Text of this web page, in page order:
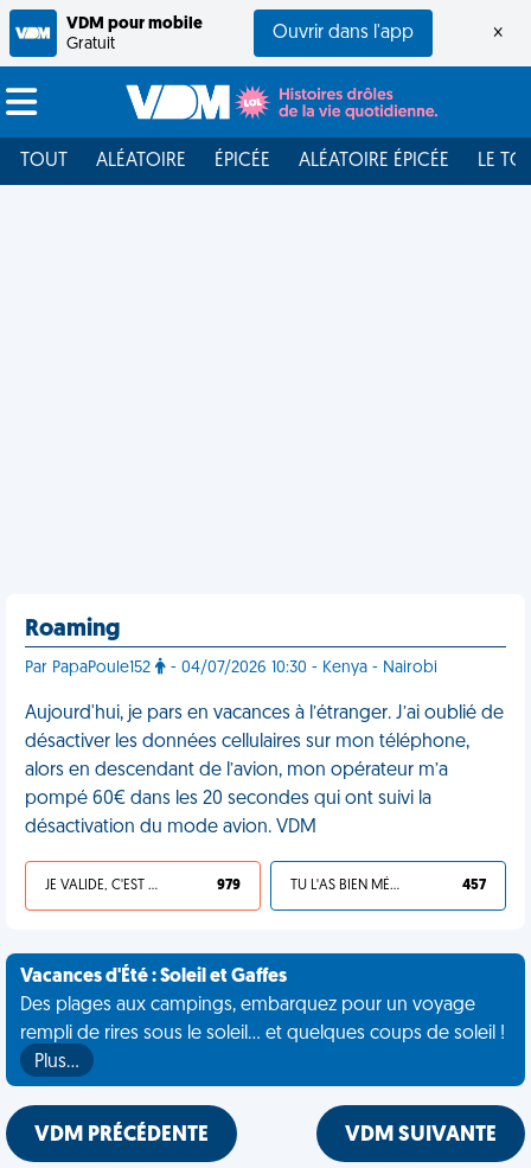
VDM pour mobile
Gratuit
Ouvrir dans l'app ×
TOUT ALÉATOIRE ÉPICÉE ALÉATOIRE ÉPICÉE LE
Roaming
Par PapaPoule152 - 04/07/2026 10:30 - Kenya - Nairobi
Aujourd'hui, je pars en vacances à l’étranger. J’ai oublié de
désactiver les données cellulaires sur mon téléphone,
alors en descendant de l’avion, mon opérateur m’a
pompé 60€ dans les 20 secondes qui ont suivi la
désactivation du mode avion. VDM
JE VALIDE, C'EST UNE VDM 979 TU L'AS BIEN MÉRITÉ 457
Vacances d'Été : Soleil et Gaffes
Des plages aux campings, embarquez pour un voyage
rempli de rires sous le soleil... et quelques coups de soleil !
Plus…
VDM PRÉCÉDENTE VDM SUIVANTE